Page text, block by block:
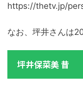
https://thetv.jp/
なお、坪井さんは
坪井保菜美 昔